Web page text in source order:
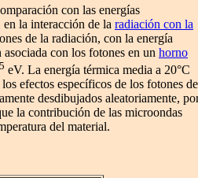
con las energías
la interacción de la radiación con la
de la radiación, con la energía
con los fotones en un horno
eV. La energía térmica media a 20°C
efectos específicos de los fotones de
desdibujados aleatoriamente,
la contribución de las microondas
del material.